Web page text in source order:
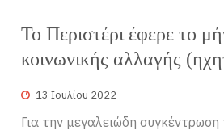
Το Περιστέρι έφερε το
κοινωνικής αλλαγής
13 Ιουλίου 2022
Για την μεγαλειώδη